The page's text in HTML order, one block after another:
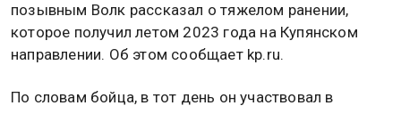
позывным Волк рассказал о тяжелом ранении,
которое получил летом 2023 года на Купянском
направлении. Об этом сообщает kp.ru.
По словам бойца, в тот день он участвовал в